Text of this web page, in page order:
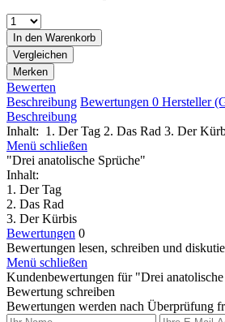
In den Warenkorb
Vergleichen
Merken
Bewerten
Beschreibung Bewertungen 0 Hersteller
Beschreibung
Inhalt: 1. Der Tag 2. Das Rad 3. Der
Menü schließen
"Drei anatolische Sprüche"
Inhalt:
1. Der Tag
2. Das Rad
3. Der Kürbis
Bewertungen 0
Bewertungen lesen, schreiben und
Menü schließen
Kundenbewertungen für "Drei
Bewertung schreiben
Bewertungen werden nach Überprüfung